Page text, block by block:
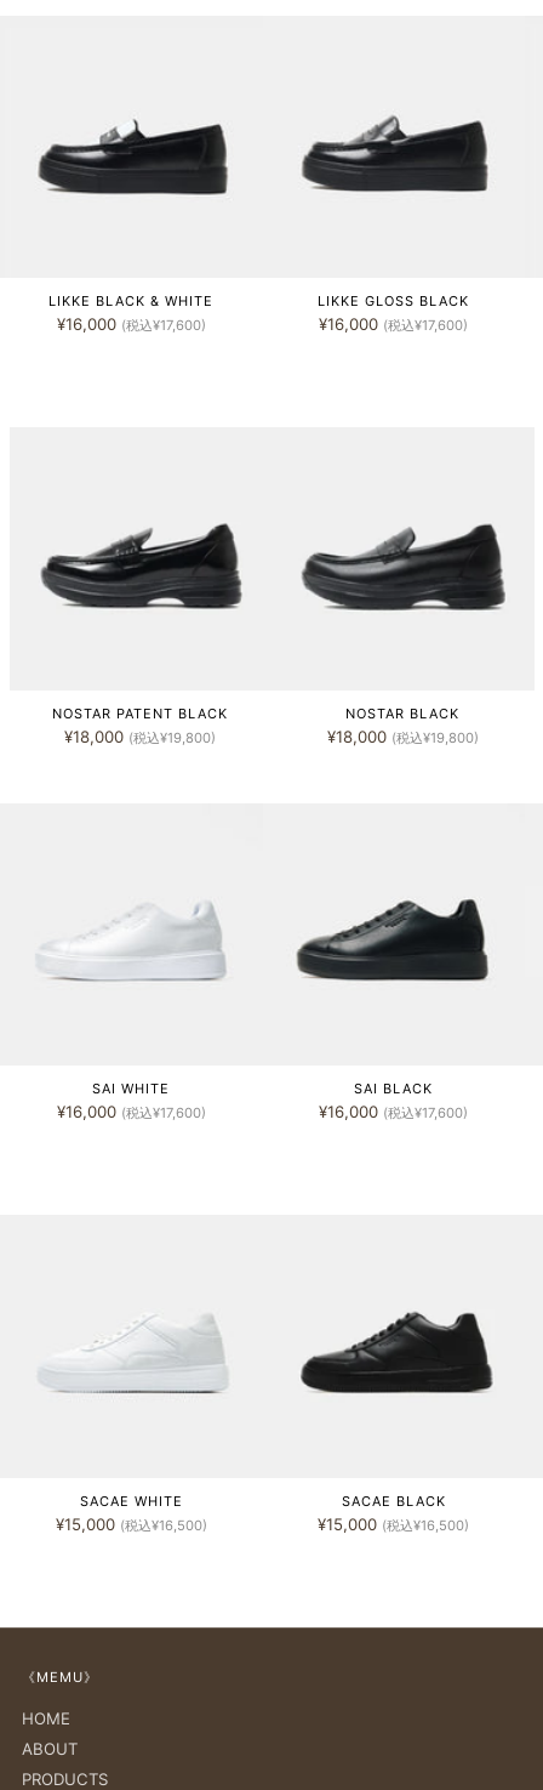
LIKKE BLACK & WHITE
¥16,000 (税込¥17,600)
LIKKE GLOSS BLACK
¥16,000 (税込¥17,600)
NOSTAR PATENT BLACK
¥18,000 (税込¥19,800)
NOSTAR BLACK
¥18,000 (税込¥19,800)
SAI WHITE
¥16,000 (税込¥17,600)
SAI BLACK
¥16,000 (税込¥17,600)
SACAE WHITE
¥15,000 (税込¥16,500)
SACAE BLACK
¥15,000 (税込¥16,500)
《MEMU》
HOME
ABOUT
PRODUCTS